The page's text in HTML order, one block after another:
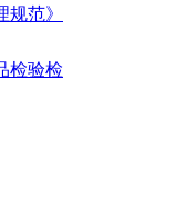
范》
检验检